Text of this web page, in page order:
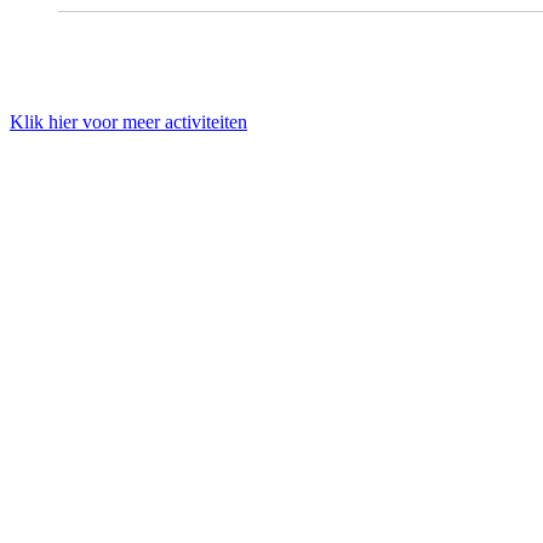
Klik hier voor meer activiteiten